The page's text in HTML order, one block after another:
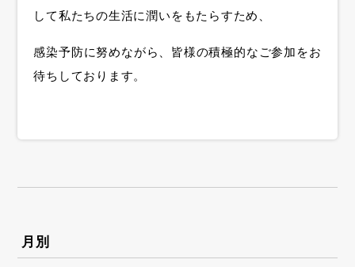
して私たちの生活に潤いをもたらすため、
感染予防に努めながら、皆様の積極的なご参加をお
待ちしております。
月別